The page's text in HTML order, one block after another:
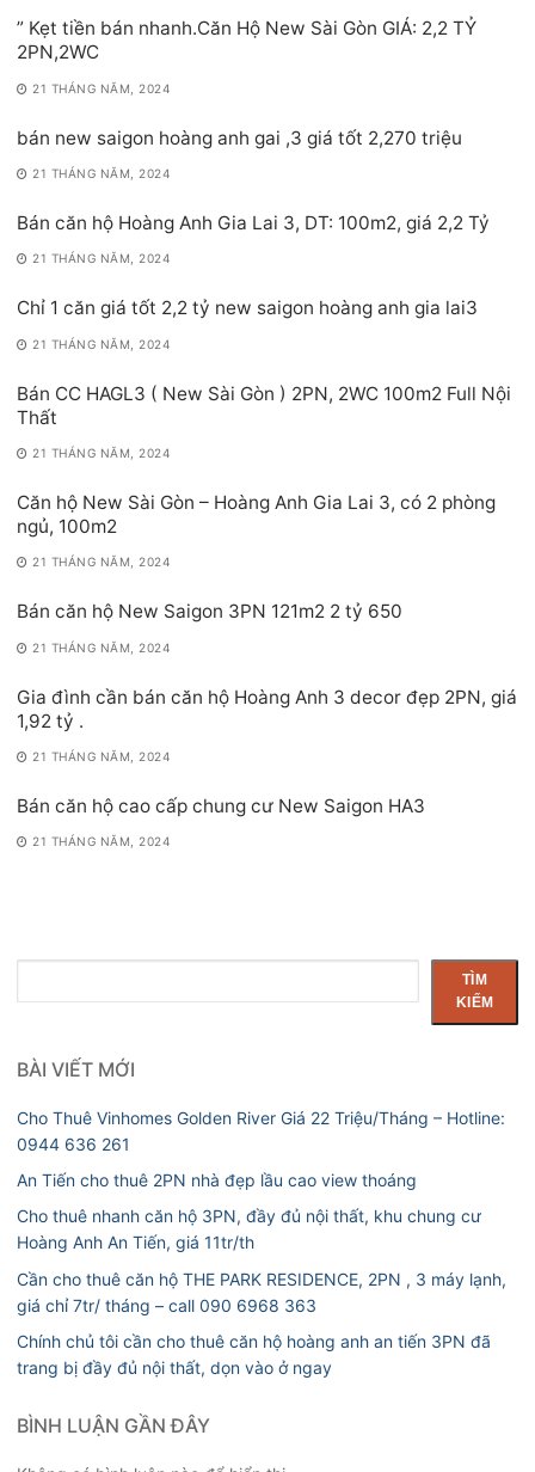
” Kẹt tiền bán nhanh.Căn Hộ New Sài Gòn GIÁ: 2,2 TỶ
2PN,2WC
21 THÁNG NĂM, 2024
bán new saigon hoàng anh gai ,3 giá tốt 2,270 triệu
21 THÁNG NĂM, 2024
Bán căn hộ Hoàng Anh Gia Lai 3, DT: 100m2, giá 2,2 Tỷ
21 THÁNG NĂM, 2024
Chỉ 1 căn giá tốt 2,2 tỷ new saigon hoàng anh gia lai3
21 THÁNG NĂM, 2024
Bán CC HAGL3 ( New Sài Gòn ) 2PN, 2WC 100m2 Full Nội
Thất
21 THÁNG NĂM, 2024
Căn hộ New Sài Gòn – Hoàng Anh Gia Lai 3, có 2 phòng
ngủ, 100m2
21 THÁNG NĂM, 2024
Bán căn hộ New Saigon 3PN 121m2 2 tỷ 650
21 THÁNG NĂM, 2024
Gia đình cần bán căn hộ Hoàng Anh 3 decor đẹp 2PN, giá
1,92 tỷ .
21 THÁNG NĂM, 2024
Bán căn hộ cao cấp chung cư New Saigon HA3
21 THÁNG NĂM, 2024
kiếm
TÌM
KIẾM
BÀI VIẾT MỚI
Cho Thuê Vinhomes Golden River Giá 22 Triệu/Tháng – Hotline:
0944 636 261
An Tiến cho thuê 2PN nhà đẹp lầu cao view thoáng
Cho thuê nhanh căn hộ 3PN, đầy đủ nội thất, khu chung cư
Hoàng Anh An Tiến, giá 11tr/th
Cần cho thuê căn hộ THE PARK RESIDENCE, 2PN , 3 máy lạnh,
giá chỉ 7tr/ tháng – call 090 6968 363
Chính chủ tôi cần cho thuê căn hộ hoàng anh an tiến 3PN đã
trang bị đầy đủ nội thất, dọn vào ở ngay
BÌNH LUẬN GẦN ĐÂY